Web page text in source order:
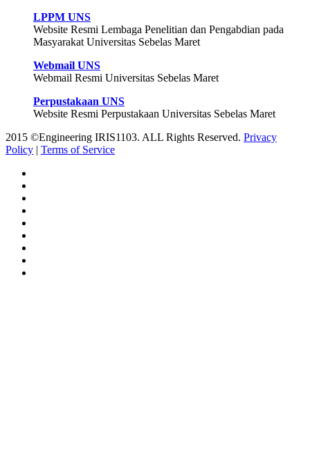
LPPM UNS
Website Resmi Lembaga Penelitian dan Pengabdian pada
Masyarakat Universitas Sebelas Maret
Webmail UNS
Webmail Resmi Universitas Sebelas Maret
Perpustakaan UNS
Website Resmi Perpustakaan Universitas Sebelas Maret
2015 ©Engineering IRIS1103. ALL Rights Reserved. Privacy
Policy | Terms of Service